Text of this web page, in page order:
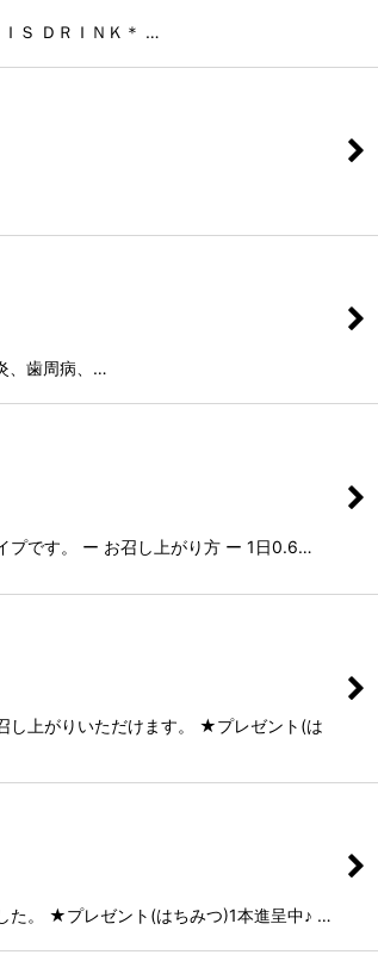
Ｓ ＤＲＩＮＫ＊ …
、歯周病、…
プです。 ー お召し上がり方 ー 1日0.6…
し上がりいただけます。 ★プレゼント(は
た。 ★プレゼント(はちみつ)1本進呈中♪ …